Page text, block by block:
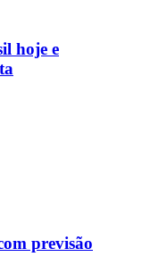
hoje e
previsão